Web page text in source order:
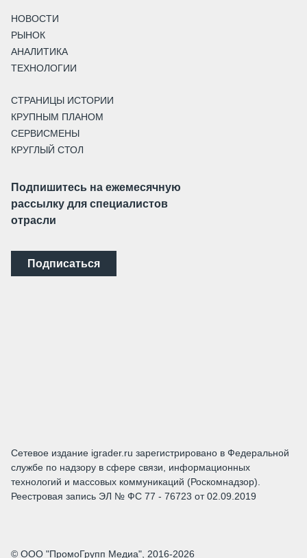
НОВОСТИ
РЫНОК
АНАЛИТИКА
ТЕХНОЛОГИИ
СТРАНИЦЫ ИСТОРИИ
КРУПНЫМ ПЛАНОМ
СЕРВИСМЕНЫ
КРУГЛЫЙ СТОЛ
Подпишитесь на ежемесячную
рассылку для специалистов
отрасли
Подписаться
Сетевое издание igrader.ru зарегистрировано в Федеральной
службе по надзору в сфере связи, информационных
технологий и массовых коммуникаций (Роскомнадзор).
Реестровая запись ЭЛ № ФС 77 - 76723 от 02.09.2019
© ООО "ПромоГрупп Медиа", 2016-2026